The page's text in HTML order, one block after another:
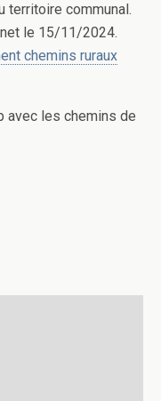
territoire communal.
le 15/11/2024.
chemins ruraux
avec les chemins de